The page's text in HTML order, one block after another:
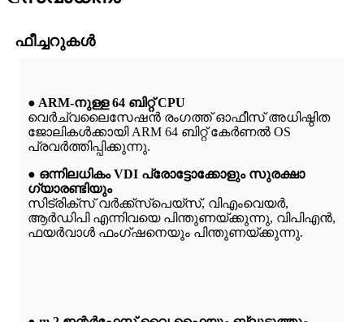
ഫീച്ചറുകൾ
● ARM-നുള്ള 64 ബിറ്റ് CPU
വെർച്വലൈസേഷൻ രംഗത്ത് ഓഫീസ് അധിഷ്ഠിത
ജോലികൾക്കായി ARM 64 ബിറ്റ് കേർണൽ OS
പ്രവർത്തിപ്പിക്കുന്നു.
● ഒന്നിലധികം VDI പ്രോട്ടോക്കോളും സുരക്ഷാ
ഗ്യാരണ്ടിയും
സിട്രിക്സ് വർക്ക്‌സ്‌പെയ്‌സ്, വിഎംവെയർ,
ആർ‌ഡി‌പി എന്നിവയെ പിന്തുണയ്ക്കുന്നു, വിപിഎൻ,
ഫയർവാൾ ഫംഗ്ഷനെയും പിന്തുണയ്ക്കുന്നു.